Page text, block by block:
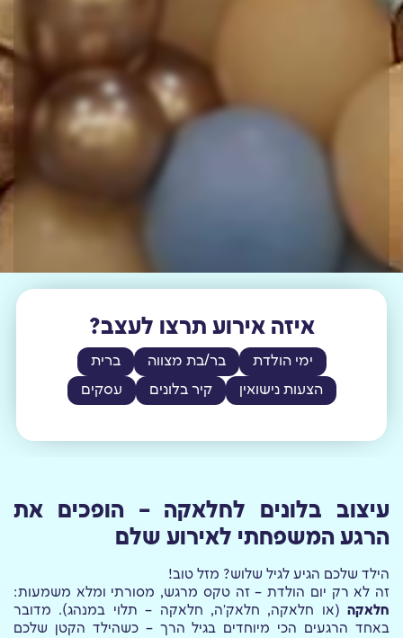
איזה אירוע תרצו לעצב?
ימי הולדת בר/בת מצווה
ברית
הצעות נישואין
קיר בלונים עסקים
עיצוב בלונים לחלאקה – הופכים את
הרגע המשפחתי לאירוע שלם
הילד שלכם הגיע לגיל שלוש? מזל טוב!
זה לא רק יום הולדת – זה טקס מרגש, מסורתי ומלא משמעות:
חלאקה (או חלאקה, חלאק'ה, חלאקה – תלוי במנהג). מדובר
באחד הרגעים הכי מיוחדים בגיל הרך – כשהילד הקטן שלכם